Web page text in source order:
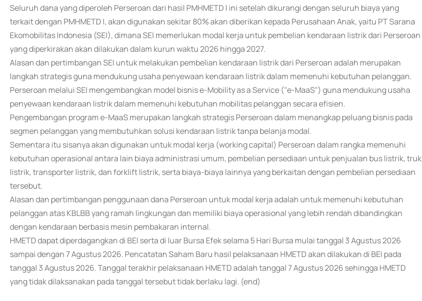
Seluruh dana yang diperoleh Perseroan dari hasil PMHMETD I ini setelah dikurangi dengan seluruh biaya yang
terkait dengan PMHMETD I, akan digunakan sekitar 80% akan diberikan kepada Perusahaan Anak, yaitu PT Sarana
Ekomobilitas Indonesia (SEI), dimana SEI memerlukan modal kerja untuk pembelian kendaraan listrik dari Perseroan
yang diperkirakan akan dilakukan dalam kurun waktu 2026 hingga 2027.
Alasan dan pertimbangan SEI untuk melakukan pembelian kendaraan listrik dari Perseroan adalah merupakan
langkah strategis guna mendukung usaha penyewaan kendaraan listrik dalam memenuhi kebutuhan pelanggan.
Perseroan melalui SEI mengembangkan model bisnis e-Mobility as a Service ("e-MaaS") guna mendukung usaha
penyewaan kendaraan listrik dalam memenuhi kebutuhan mobilitas pelanggan secara efisien.
Pengembangan program e-MaaS merupakan langkah strategis Perseroan dalam menangkap peluang bisnis pada
segmen pelanggan yang membutuhkan solusi kendaraan listrik tanpa belanja modal.
Sementara itu sisanya akan digunakan untuk modal kerja (working capital) Perseroan dalam rangka memenuhi
kebutuhan operasional antara lain biaya administrasi umum, pembelian persediaan untuk penjualan bus listrik, truk
listrik, transporter listrik, dan forklift listrik, serta biaya-biaya lainnya yang berkaitan dengan pembelian persediaan
tersebut.
Alasan dan pertimbangan penggunaan dana Perseroan untuk modal kerja adalah untuk memenuhi kebutuhan
pelanggan atas KBLBB yang ramah lingkungan dan memiliki biaya operasional yang lebih rendah dibandingkan
dengan kendaraan berbasis mesin pembakaran internal.
HMETD dapat diperdagangkan di BEI serta di luar Bursa Efek selama 5 Hari Bursa mulai tanggal 3 Agustus 2026
sampai dengan 7 Agustus 2026. Pencatatan Saham Baru hasil pelaksanaan HMETD akan dilakukan di BEI pada
tanggal 3 Agustus 2026. Tanggal terakhir pelaksanaan HMETD adalah tanggal 7 Agustus 2026 sehingga HMETD
yang tidak dilaksanakan pada tanggal tersebut tidak berlaku lagi. (end)